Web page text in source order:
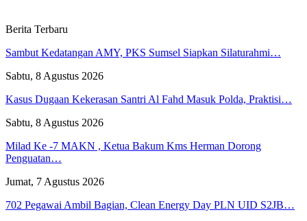
Berita Terbaru
Sambut Kedatangan AMY, PKS Sumsel Siapkan Silaturahmi…
Sabtu, 8 Agustus 2026
Kasus Dugaan Kekerasan Santri Al Fahd Masuk Polda, Praktisi…
Sabtu, 8 Agustus 2026
Milad Ke -7 MAKN , Ketua Bakum Kms Herman Dorong
Penguatan…
Jumat, 7 Agustus 2026
702 Pegawai Ambil Bagian, Clean Energy Day PLN UID S2JB…